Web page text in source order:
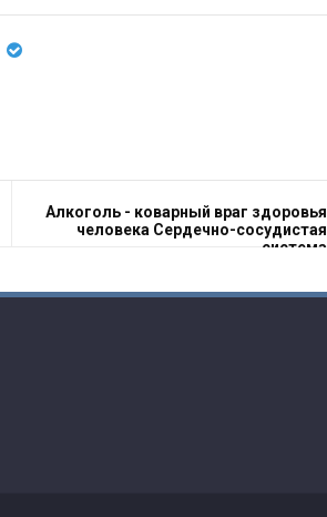
Алкоголь - коварный враг здоровья
человека Сердечно-сосудистая
система